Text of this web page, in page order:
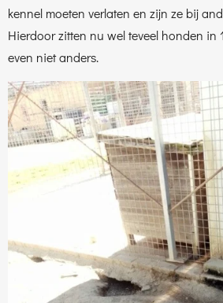
kennel moeten verlaten en zijn ze bij
Hierdoor zitten nu wel teveel honden in
even niet anders.